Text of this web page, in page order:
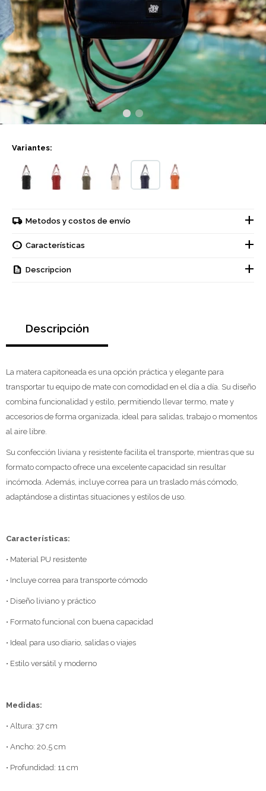
Variantes:
Metodos y costos de envío
Características
Descripcion
Descripción
La matera capitoneada es una opción práctica y elegante para
transportar tu equipo de mate con comodidad en el día a día. Su diseño
combina funcionalidad y estilo, permitiendo llevar termo, mate y
accesorios de forma organizada, ideal para salidas, trabajo o momentos
al aire libre.
Su confección liviana y resistente facilita el transporte, mientras que su
formato compacto ofrece una excelente capacidad sin resultar
incómoda. Además, incluye correa para un traslado más cómodo,
adaptándose a distintas situaciones y estilos de uso.
Características:
• Material PU resistente
• Incluye correa para transporte cómodo
• Diseño liviano y práctico
• Formato funcional con buena capacidad
• Ideal para uso diario, salidas o viajes
• Estilo versátil y moderno
Medidas:
• Altura: 37 cm
• Ancho: 20,5 cm
• Profundidad: 11 cm